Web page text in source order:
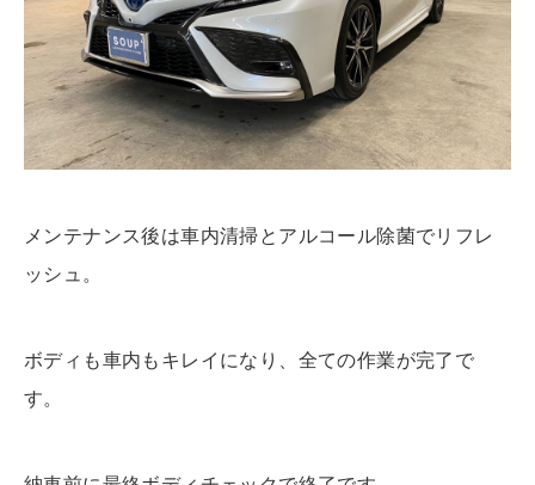
メンテナンス後は車内清掃とアルコール除菌でリフレ
ッシュ。
ボディも車内もキレイになり、全ての作業が完了で
す。